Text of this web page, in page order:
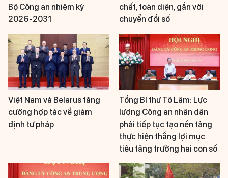
Bộ Công an nhiệm kỳ
2026-2031
chất, toàn diện, gắn với
chuyển đổi số
Việt Nam và Belarus tăng
cường hợp tác về giám
định tư pháp
Tổng Bí thư Tô Lâm: Lực
lượng Công an nhân dân
phải tiếp tục tạo nền tảng
thực hiện thắng lợi mục
tiêu tăng trưởng hai con số